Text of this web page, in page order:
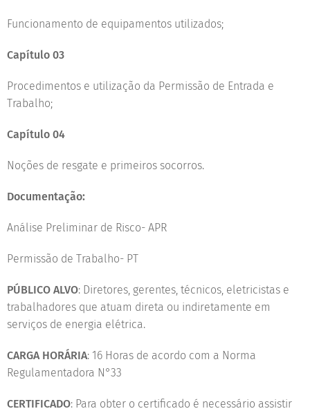
Funcionamento de equipamentos utilizados;
Capítulo 03
Procedimentos e utilização da Permissão de Entrada e
Trabalho;
Capítulo 04
Noções de resgate e primeiros socorros.
Documentação:
Análise Preliminar de Risco- APR
Permissão de Trabalho- PT
PÚBLICO ALVO: Diretores, gerentes, técnicos, eletricistas e
trabalhadores que atuam direta ou indiretamente em
serviços de energia elétrica.
CARGA HORÁRIA: 16 Horas de acordo com a Norma
Regulamentadora N°33
CERTIFICADO: Para obter o certificado é necessário assistir